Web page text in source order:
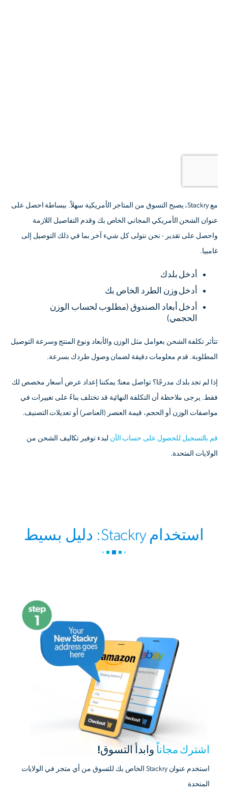
مع Stackry، يصبح التسوق من المتاجر الأمريكية سهلاً. ببساطة احصل على
عنوان الشحن الأمريكي المجاني الخاص بك وقدم التفاصيل اللازمة
واحصل على تقدير - نحن نتولى كل شيء آخر بما في ذلك التوصيل إلى
غامبيا.
أدخل بلدك
أدخل وزن الطرد الخاص بك
أدخل أبعاد الصندوق (مطلوب لحساب الوزن
الحجمي)
تتأثر تكلفة الشحن بعوامل مثل الوزن والأبعاد ونوع المنتج وسرعة التوصيل
المطلوبة. قدم معلومات دقيقة لضمان وصول طردك بسرعة.
إذا لم تجد بلدك مدرجًا؟ تواصل معنا؛ يمكننا إعداد عرض أسعار مخصص لك
فقط. يرجى ملاحظة أن التكلفة النهائية قد تختلف بناءً على تغييرات في
مواصفات الوزن أو الحجم، قيمة العنصر (العناصر) أو تعديلات التصنيف.
قم بالتسجيل للحصول على حساب الآن لبدء توفير تكاليف الشحن من
الولايات المتحدة.
استخدام Stackry: دليل بسيط
اشترك مجاناً وابدأ التسوق!
استخدم عنوان Stackry الخاص بك للتسوق من أي متجر في الولايات
المتحدة